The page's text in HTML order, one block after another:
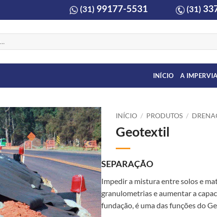
(31) 99177-5531 (31)
INÍCIO A
INÍCIO / PRODUTOS /
Geotextil
SEPARAÇÃO
Impedir a mistura entre solos e
granulometrias e aumentar a
fundação, é uma das funções do